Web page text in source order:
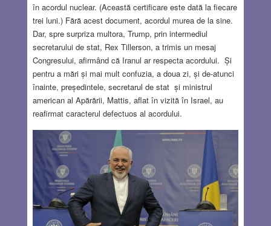
în acordul nuclear. (Această certificare este dată la fiecare
trei luni.) Fără acest document, acordul murea de la sine.
Dar, spre surpriza multora, Trump, prin intermediul
secretarului de stat, Rex Tillerson, a trimis un mesaj
Congresului, afirmând că Iranul ar respecta acordului. Și
pentru a mări și mai mult confuzia, a doua zi, și de-atunci
înainte, președintele, secretarul de stat și ministrul
american al Apărării, Mattis, aflat în vizită în Israel, au
reafirmat caracterul defectuos al acordului.